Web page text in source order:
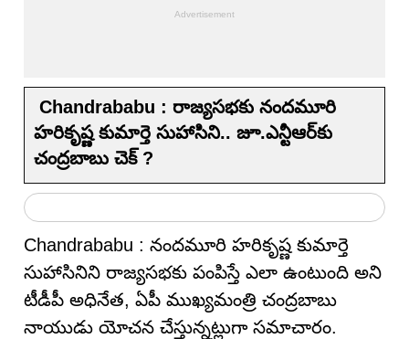
Chandrababu : రాజ్య‌స‌భ‌కు నందమూరి
హరికృష్ణ కుమార్తె సుహాసిని.. జూ.ఎన్టీఆర్‌కు
చంద్ర‌బాబు చెక్ ?
Chandrababu : నందమూరి హరికృష్ణ కుమార్తె
సుహాసినిని రాజ్యసభకు పంపిస్తే ఎలా ఉంటుంది అని
టీడీపీ అధినేత‌, ఏపీ ముఖ్య‌మంత్రి చంద్ర‌బాబు
నాయుడు యోచ‌న చేస్తున్న‌ట్లుగా స‌మాచారం.